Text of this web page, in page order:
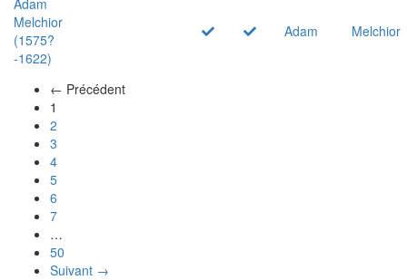
Melchior
(1575?
-1622)
Adam Melchior
← Précédent
1
2
3
4
5
6
7
…
50
Suivant →